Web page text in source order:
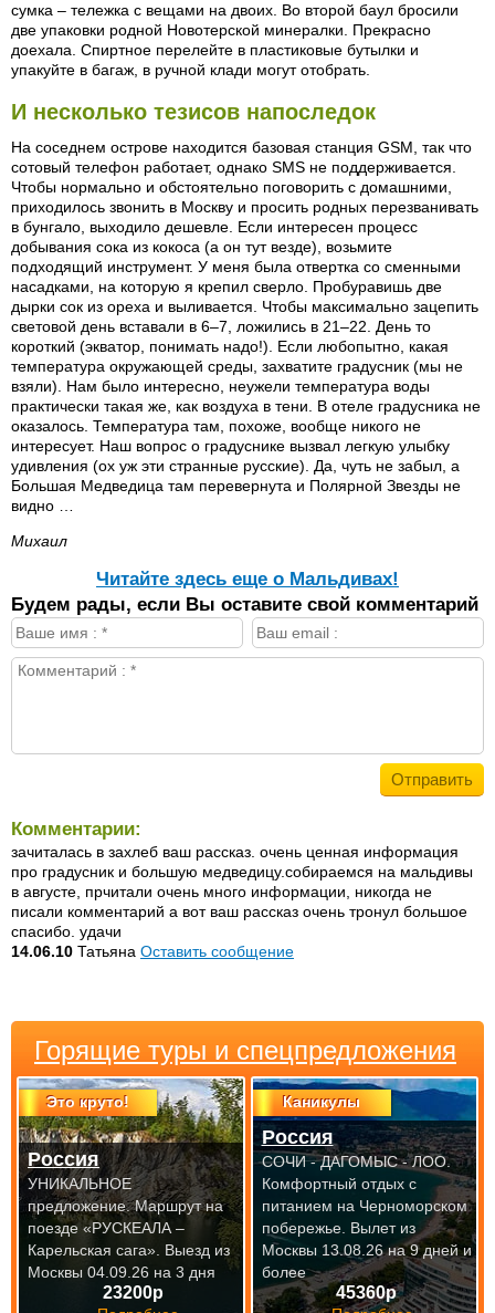
сумка – тележка с вещами на двоих. Во второй баул бросили
две упаковки родной Новотерской минералки. Прекрасно
доехала. Спиртное перелейте в пластиковые бутылки и
упакуйте в багаж, в ручной клади могут отобрать.
И несколько тезисов напоследок
На соседнем острове находится базовая станция GSM, так что
сотовый телефон работает, однако SMS не поддерживается.
Чтобы нормально и обстоятельно поговорить с домашними,
приходилось звонить в Москву и просить родных перезванивать
в бунгало, выходило дешевле. Если интересен процесс
добывания сока из кокоса (а он тут везде), возьмите
подходящий инструмент. У меня была отвертка со сменными
насадками, на которую я крепил сверло. Пробуравишь две
дырки сок из ореха и выливается. Чтобы максимально зацепить
световой день вставали в 6–7, ложились в 21–22. День то
короткий (экватор, понимать надо!). Если любопытно, какая
температура окружающей среды, захватите градусник (мы не
взяли). Нам было интересно, неужели температура воды
практически такая же, как воздуха в тени. В отеле градусника не
оказалось. Температура там, похоже, вообще никого не
интересует. Наш вопрос о градуснике вызвал легкую улыбку
удивления (ох уж эти странные русские). Да, чуть не забыл, а
Большая Медведица там перевернута и Полярной Звезды не
видно …
Михаил
Читайте здесь еще о Мальдивах!
Будем рады, если Вы оставите свой комментарий
Комментарии:
зачиталась в захлеб ваш рассказ. очень ценная информация
про градусник и большую медведицу.собираемся на мальдивы
в августе, прчитали очень много информации, никогда не
писали комментарий а вот ваш рассказ очень тронул большое
спасибо. удачи
14.06.10 Татьяна Оставить сообщение
Горящие туры и спецпредложения
Это круто!
23200р
Россия
УНИКАЛЬНОЕ
предложение. Маршрут на
поезде «РУСКЕАЛА –
Карельская сага». Выезд из
Москвы 04.09.26 на 3 дня
Каникулы
45360р
Россия
СОЧИ - ДАГОМЫС - ЛОО.
Комфортный отдых с
питанием на Черноморском
побережье. Вылет из
Москвы 13.08.26 на 9 дней и
более